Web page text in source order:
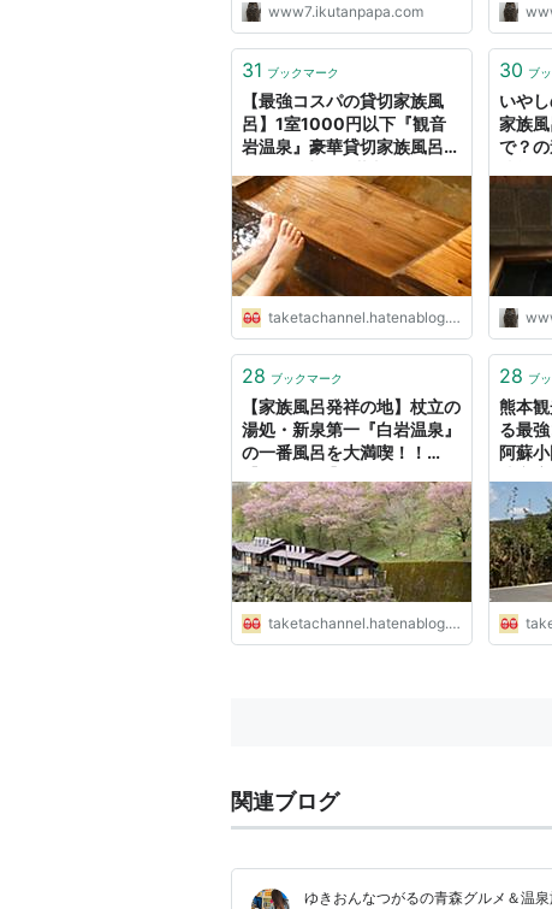
www7.ikutanpapa.com
31 ブックマーク
【最強コスパの貸切家族風
呂】1室1000円以下『観音
岩温泉』豪華貸切家族風呂で
TAKETACHANNEL／大分・
熊本観光情報チャンネル
taketachannel.hatenablog.com
30 ブ
いや
家族
で？
28 ブックマーク
【家族風呂発祥の地】杖立の
湯処・新泉第一『白岩温泉』
の一番風呂を大満喫！！
TAKETACHANNEL／大分・
熊本観光情報チャンネル
taketachannel.hatenablog.com
28 ブ
熊本
る最
阿蘇
喫！
／大分
ネル
関連ブログ
ゆきおんなつがるの青森グルメ＆温泉